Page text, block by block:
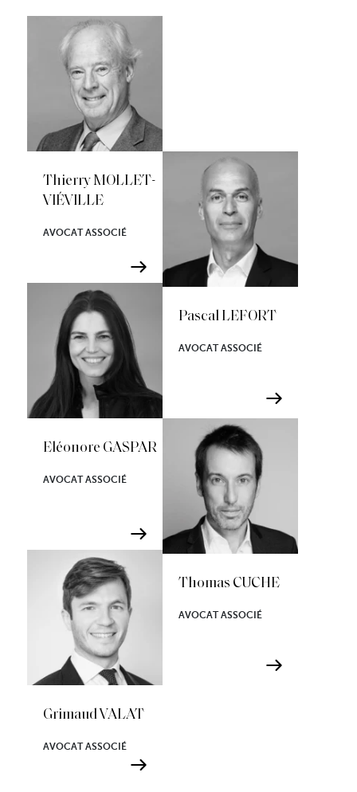
Thierry MOLLET-
VIÉVILLE
AVOCAT ASSOCIÉ
Pascal LEFORT
AVOCAT ASSOCIÉ
Eléonore GASPAR
AVOCAT ASSOCIÉ
Thomas CUCHE
AVOCAT ASSOCIÉ
Grimaud VALAT
AVOCAT ASSOCIÉ